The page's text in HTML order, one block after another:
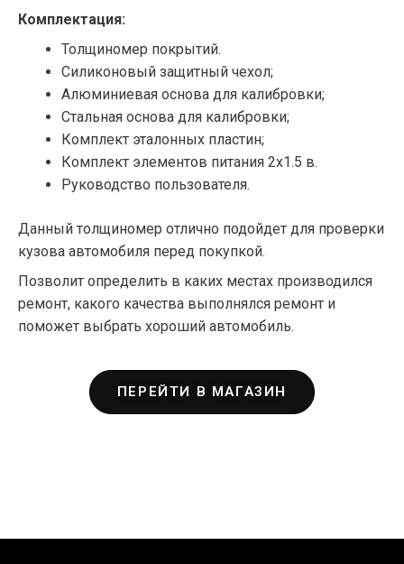
Комплектация:
Толщиномер покрытий.
Силиконовый защитный чехол;
Алюминиевая основа для калибровки;
Стальная основа для калибровки;
Комплект эталонных пластин;
Комплект элементов питания 2х1.5 в.
Руководство пользователя.
Данный толщиномер отлично подойдет для проверки
кузова автомобиля перед покупкой.
Позволит определить в каких местах производился
ремонт, какого качества выполнялся ремонт и
поможет выбрать хороший автомобиль.
ПЕРЕЙТИ В МАГАЗИН